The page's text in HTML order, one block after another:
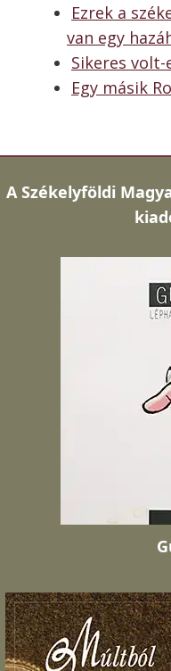
Ezrek a
van egy
Sikeres volt-
Egy másik
A Székelyföldi